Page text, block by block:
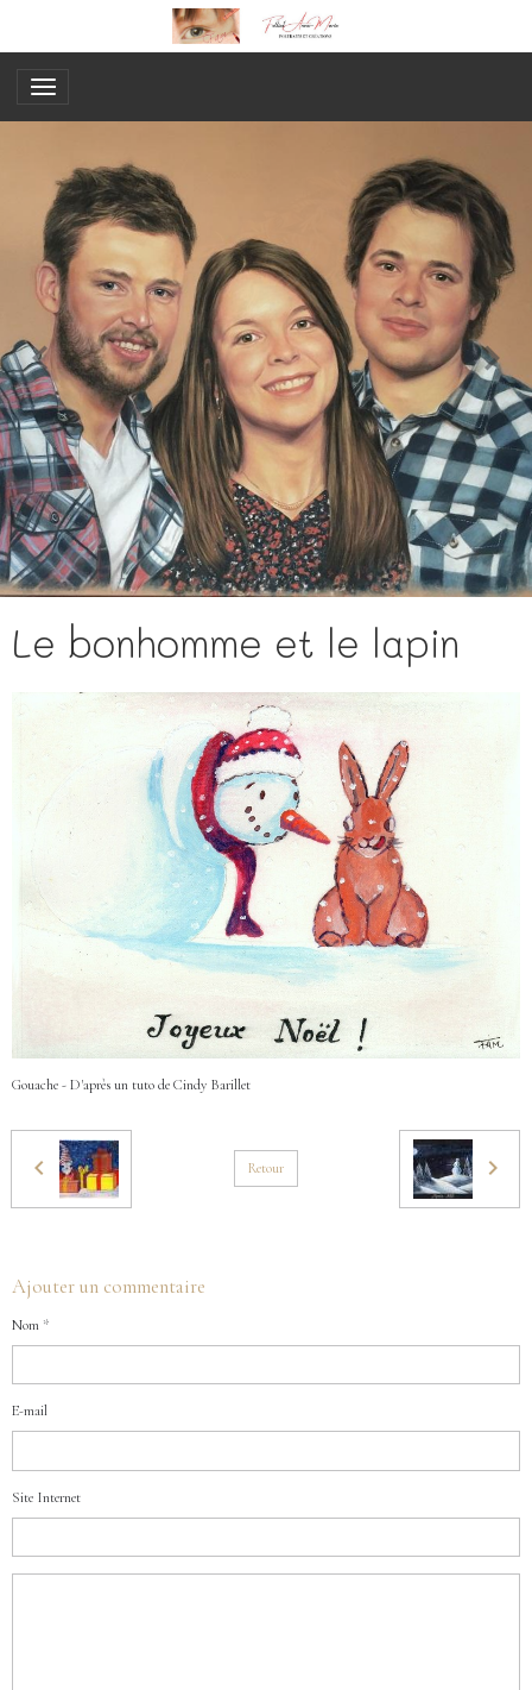
Le bonhomme et le lapin
Gouache - D'après un tuto de Cindy Barillet
Retour
Ajouter un commentaire
Nom
E-mail
Site Internet